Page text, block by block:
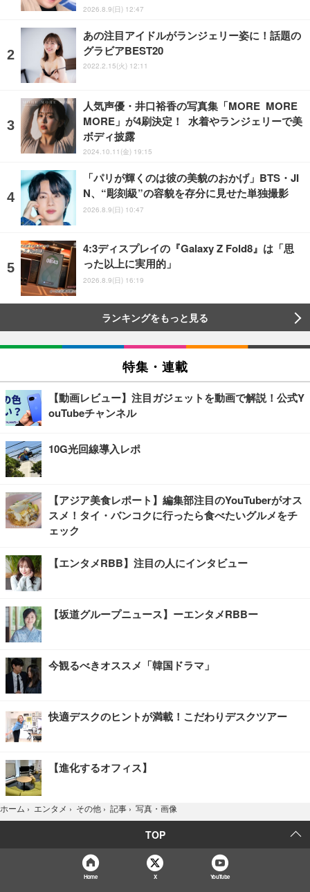
2026.8.9(日) 12:47
あの注目アイドルがランジェリー姿に！話題の
グラビアBEST20
2022.2.15(火) 12:11
人気声優・井口裕香の写真集「MORE MORE
MORE」が4刷決定！ 水着やランジェリーで美
ボディ披露
2024.10.11(金) 19:15
「パリが輝くのは彼の美貌のおかげ」BTS・JI
N、“彫刻級”の容貌を存分に見せた単独撮影
2026.8.9(日) 10:47
4:3ディスプレイの『Galaxy Z Fold8』は「思
った以上に実用的」
2026.8.9(日) 16:19
ランキングをもっと見る
特集・連載
【動画レビュー】注目ガジェットを動画で解説！公式Y
ouTubeチャンネル
10G光回線導入レポ
【アジア美食レポート】編集部注目のYouTuberがオス
スメ！タイ・バンコクに行ったら食べたいグルメをチ
ェック
【エンタメRBB】注目の人にインタビュー
【坂道グループニュース】ーエンタメRBBー
今観るべきオススメ「韓国ドラマ」
快適デスクのヒントが満載！こだわりデスクツアー
【進化するオフィス】
ホーム › エンタメ › その他 › 記事 › 写真・画像
TOP
Home X YouTube